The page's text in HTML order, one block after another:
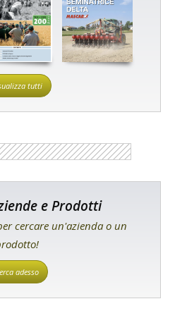
tutti
e Prodotti
cercare un'azienda o un
adesso